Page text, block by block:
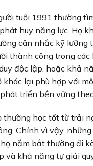
tuổi 1991 thường
huy năng lực. Họ
cân nhắc kỹ lưỡng
thành công trong các
độc lập, hoặc khả
khác lại phù hợp với
triển bền vững
thường học tốt từ trải
Chính vì vậy,
nắm bắt thường đi
và khả năng tự giải